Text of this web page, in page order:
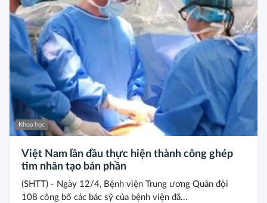
Khoa học
Việt Nam lần đầu thực hiện thành công ghép
tim nhân tạo bán phần
(SHTT) - Ngày 12/4, Bệnh viện Trung ương Quân đội
108 công bố các bác sỹ của bệnh viện đã...